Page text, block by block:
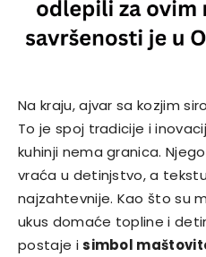
Na kraju, ajvar sa kozjim
To je spoj tradicije i
kuhinji nema granica.
vraća u detinjstvo, a
najzahtevnije. Kao što su
ukus domaće topline i
postaje isimbol